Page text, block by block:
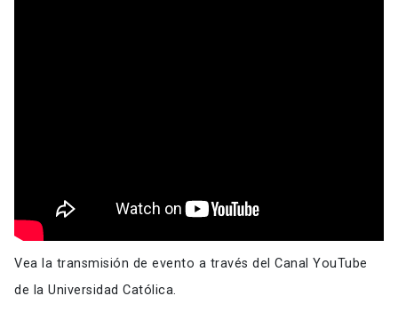
Vea la transmisión de evento a través del Canal YouTube
de la Universidad Católica.